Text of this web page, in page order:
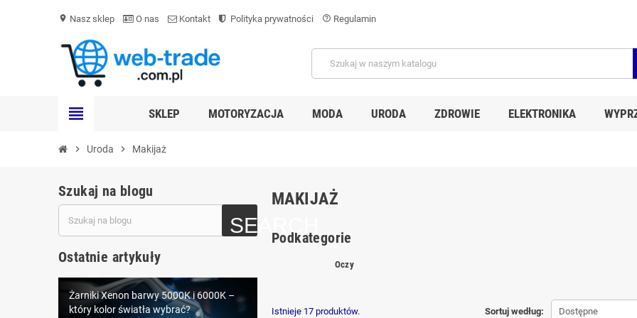
location_on Nasz sklep O nas Kontakt Polityka prywatności help_outline Regulamin
view_headline SKLEP MOTORYZACJA MODA URODA ZDROWIE ELEKTRONIKA
chevron_right Uroda chevron_right Makijaż
Szukaj na blogu
Ostatnie artykuły
LEDowe oświetlenie samochodowe D1S
Żarniki Xenon barwy 5000K i 6000K –
który kolor światła wybrać?
MAKIJAŻ
Podkategorie
Oczy
Sortuj według: Dostępne
Istnieje 17 produktów.